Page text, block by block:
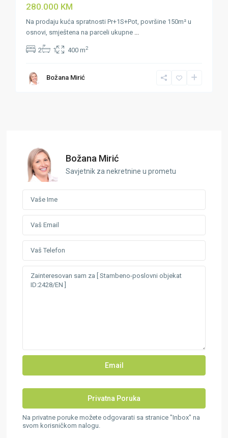
280.000 KM
Na prodaju kuća spratnosti Pr+1S+Pot, površine 150m² u
osnovi, smještena na parceli ukupne
2 1 400 m2
Božana Mirić
Božana Mirić
Savjetnik za nekretnine u prometu
Na privatne poruke možete odgovarati sa stranice "Inbox" na
svom korisničkom nalogu.